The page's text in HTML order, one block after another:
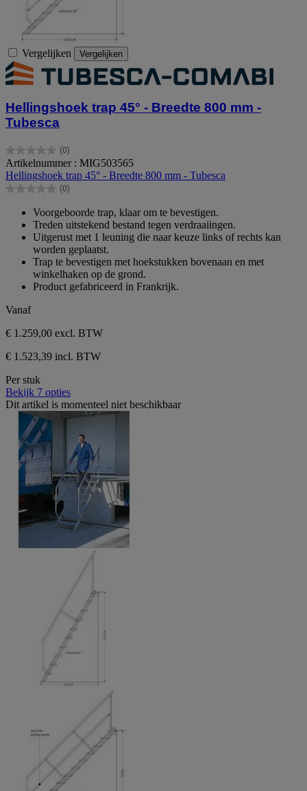
Vergelijken Vergelijken
Hellingshoek trap 45° - Breedte 800 mm -
Tubesca
(0)
0.0
van
de
5
Artikelnummer : MIG503565
Hellingshoek trap 45° - Breedte 800 mm - Tubesca
(0)
0.0
sterren.
Voorgeboorde trap, klaar om te bevestigen.
Treden uitstekend bestand tegen verdraaiingen.
Uitgerust met 1 leuning die naar keuze links of rechts kan
worden geplaatst.
Trap te bevestigen met hoekstukken bovenaan en met
winkelhaken op de grond.
Product gefabriceerd in Frankrijk.
Vanaf
€ 1.259,00 excl. BTW
€ 1.523,39 incl. BTW
Per stuk
Bekijk 7 opties
Dit artikel is momenteel niet beschikbaar